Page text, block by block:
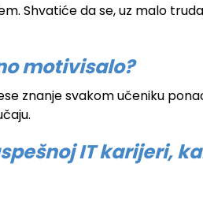
Shvatiće da se, uz malo
motivisalo?
znanje svakom učeniku
IT karijeri,